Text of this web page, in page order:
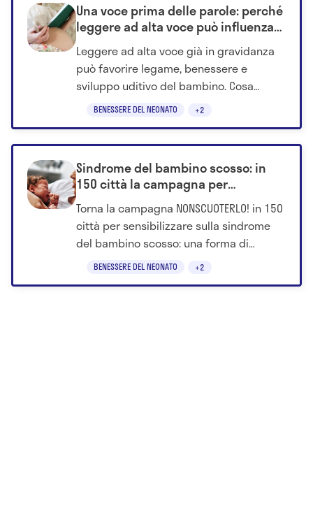
BENESSERE DEL NEONATO +2
Una voce prima delle parole: perché
leggere ad alta voce può influenzare
lo sviluppo del bambino già nel
grembo
Leggere ad alta voce già in gravidanza
può favorire legame, benessere e
sviluppo uditivo del bambino. Cosa
dicono studi e ostetriche.
BENESSERE DEL NEONATO +2
Sindrome del bambino scosso: in
150 città la campagna per
sensibilizzare i genitori sui rischi
(fatale in 1 caso su 4)
Torna la campagna NONSCUOTERLO! in 150
città per sensibilizzare sulla sindrome
del bambino scosso: una forma di
trauma cerebrale che può essere fatale